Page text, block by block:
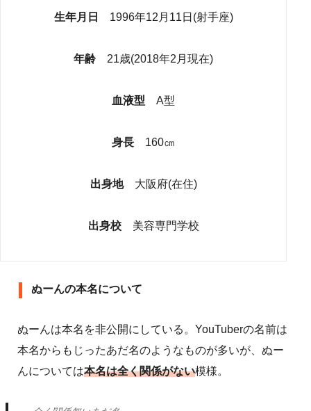
生年月日 1996年12月11日(射手座)
年齢 21歳(2018年2月現在)
血液型 A型
身長 160㎝
出身地 大阪府(在住)
出身校 美容専門学校
ぬーんの本名について
ぬーんは本名を非公開にしている。YouTuberの名前は
本名からもじったあだ名のようなものが多いが、ぬー
んについては本名は全く関係がない模様。